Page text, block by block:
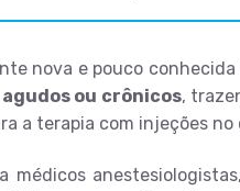
nova e pouco
agudos ou crônicos,
a terapia com injeções no
médicos